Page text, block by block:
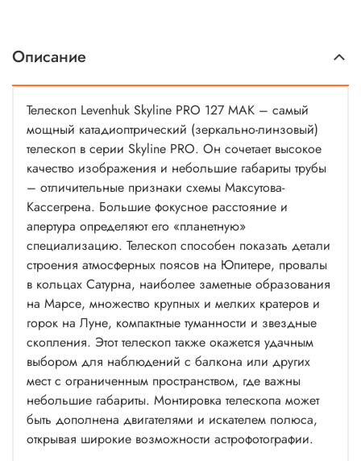
Описание
Телескоп Levenhuk Skyline PRO 127 MAK – самый
мощный катадиоптрический (зеркально-линзовый)
телескоп в серии Skyline PRO. Он сочетает высокое
качество изображения и небольшие габариты трубы
– отличительные признаки схемы Максутова-
Кассегрена. Большие фокусное расстояние и
апертура определяют его «планетную»
специализацию. Телескоп способен показать детали
строения атмосферных поясов на Юпитере, провалы
в кольцах Сатурна, наиболее заметные образования
на Марсе, множество крупных и мелких кратеров и
горок на Луне, компактные туманности и звездные
скопления. Этот телескоп также окажется удачным
выбором для наблюдений с балкона или других
мест с ограниченным пространством, где важны
небольшие габариты. Монтировка телескопа может
быть дополнена двигателями и искателем полюса,
открывая широкие возможности астрофотографии.